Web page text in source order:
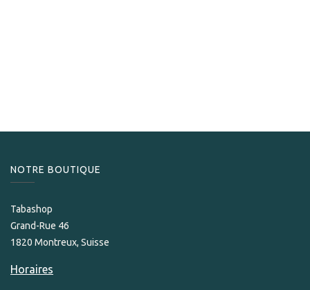
NOTRE BOUTIQUE
Tabashop
Grand-Rue 46
1820 Montreux, Suisse
Horaires